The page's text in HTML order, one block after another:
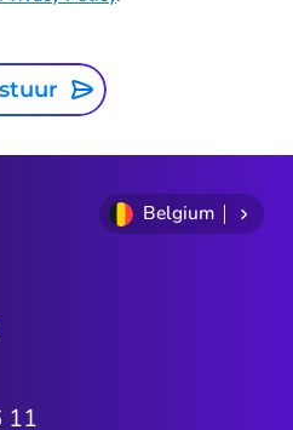
Belgium
11